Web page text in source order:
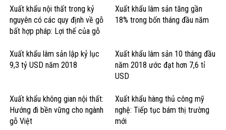
Xuất khẩu nội thất trong kỷ
nguyên có các quy định về gỗ
bất hợp pháp: Lợi thế của gỗ
Xuất khẩu lâm sản tăng gần
18% trong bốn tháng đầu năm
Xuất khẩu lâm sản lập kỷ lục
9,3 tỷ USD năm 2018
Xuất khẩu lâm sản 10 tháng đầu
năm 2018 ước đạt hơn 7,6 tỉ
USD
Xuất khẩu không gian nội thất:
Hướng đi bền vững cho ngành
gỗ Việt
Xuất khẩu hàng thủ công mỹ
nghệ: Tiếp tục bám thị trường
mới